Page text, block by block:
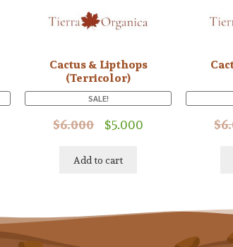
Cactus & Lipthops
(Terricolor)
SALE!
$6.000 $5.000
Add to cart
$